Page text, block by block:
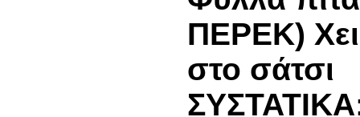
ΠΕΡΕΚ)
στο σάτσι